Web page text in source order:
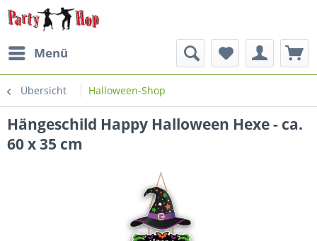
Menü
Übersicht Halloween-Shop
Hängeschild Happy Halloween Hexe - ca.
60 x 35 cm